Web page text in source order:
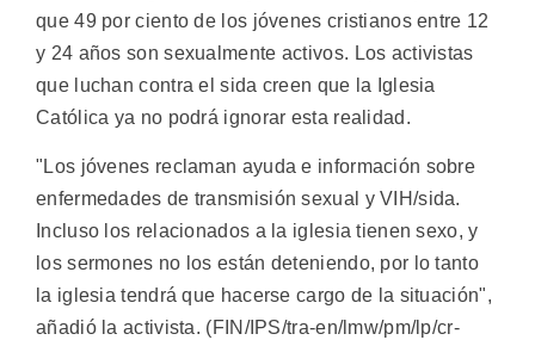
que 49 por ciento de los jóvenes cristianos entre 12
y 24 años son sexualmente activos. Los activistas
que luchan contra el sida creen que la Iglesia
Católica ya no podrá ignorar esta realidad.
"Los jóvenes reclaman ayuda e información sobre
enfermedades de transmisión sexual y VIH/sida.
Incluso los relacionados a la iglesia tienen sexo, y
los sermones no los están deteniendo, por lo tanto
la iglesia tendrá que hacerse cargo de la situación",
añadió la activista. (FIN/IPS/tra-en/lmw/pm/lp/cr-